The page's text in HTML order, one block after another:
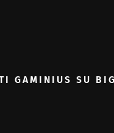
GAMINIUS SU